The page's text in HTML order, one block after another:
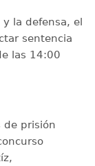
la defensa, el
sentencia
las 14:00
de prisión